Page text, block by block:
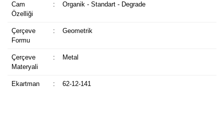
Cam
Özelliği
: Organik - Standart - Degrade
Çerçeve
Formu
: Geometrik
Çerçeve
Materyali
: Metal
Ekartman : 62-12-141